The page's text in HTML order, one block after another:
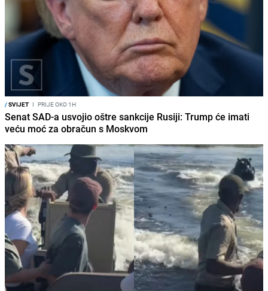
/SVIJET I PRIJE OKO 1H
Senat SAD-a usvojio oštre sankcije Rusiji: Trump će imati
veću moć za obračun s Moskvom